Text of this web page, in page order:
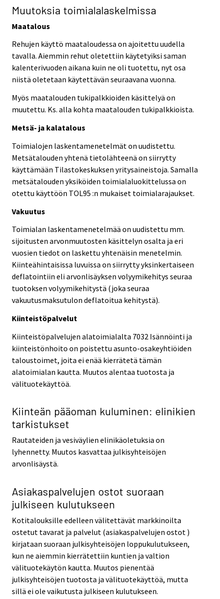
Muutoksia toimialalaskelmissa
Maatalous
Rehujen käyttö maataloudessa on ajoitettu uudella
tavalla. Aiemmin rehut oletettiin käytetyiksi saman
kalenterivuoden aikana kuin ne oli tuotettu, nyt osa
niistä oletetaan käytettävän seuraavana vuonna.
Myös maatalouden tukipalkkioiden käsittelyä on
muutettu. Ks. alla kohta maatalouden tukipalkkioista.
Metsä- ja kalatalous
Toimialojen laskentamenetelmät on uudistettu.
Metsätalouden yhtenä tietolähteenä on siirrytty
käyttämään Tilastokeskuksen yritysaineistoja. Samalla
metsätalouden yksiköiden toimialaluokittelussa on
otettu käyttöön TOL95 :n mukaiset toimialarajaukset.
Vakuutus
Toimialan laskentamenetelmää on uudistettu mm.
sijoitusten arvonmuutosten käsittelyn osalta ja eri
vuosien tiedot on laskettu yhtenäisin menetelmin.
Kiinteähintaisissa luvuissa on siirrytty yksinkertaiseen
deflatointiin eli arvonlisäyksen volyymikehitys seuraa
tuotoksen volyymikehitystä (joka seuraa
vakuutusmaksutulon deflatoitua kehitystä).
Kiinteistöpalvelut
Kiinteistöpalvelujen alatoimialalta 7032 Isännöinti ja
kiinteistönhoito on poistettu asunto-osakeyhtiöiden
taloustoimet, joita ei enää kierrätetä tämän
alatoimialan kautta. Muutos alentaa tuotosta ja
välituotekäyttöä.
Kiinteän pääoman kuluminen: elinikien
tarkistukset
Rautateiden ja vesiväylien elinikäoletuksia on
lyhennetty. Muutos kasvattaa julkisyhteisöjen
arvonlisäystä.
Asiakaspalvelujen ostot suoraan
julkiseen kulutukseen
Kotitalouksille edelleen välitettävät markkinoilta
ostetut tavarat ja palvelut (asiakaspalvelujen ostot )
kirjataan suoraan julkisyhteisöjen loppukulutukseen,
kun ne aiemmin kierrätettiin kuntien ja valtion
välituotekäytön kautta. Muutos pienentää
julkisyhteisöjen tuotosta ja välituotekäyttöä, mutta
sillä ei ole vaikutusta julkiseen kulutukseen.